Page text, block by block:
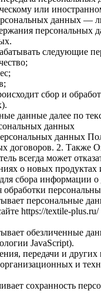
или
данных —
следующие
сбор и
данные далее по
данных
данных
договоров. 2. Также
всегда может
о новых
сбора информации о
обработки
персональные
https://textile-
обезличенные
JavaScript).
передачи и
и
сохранность